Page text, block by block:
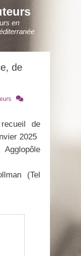
en
de
de
2025
(Tel